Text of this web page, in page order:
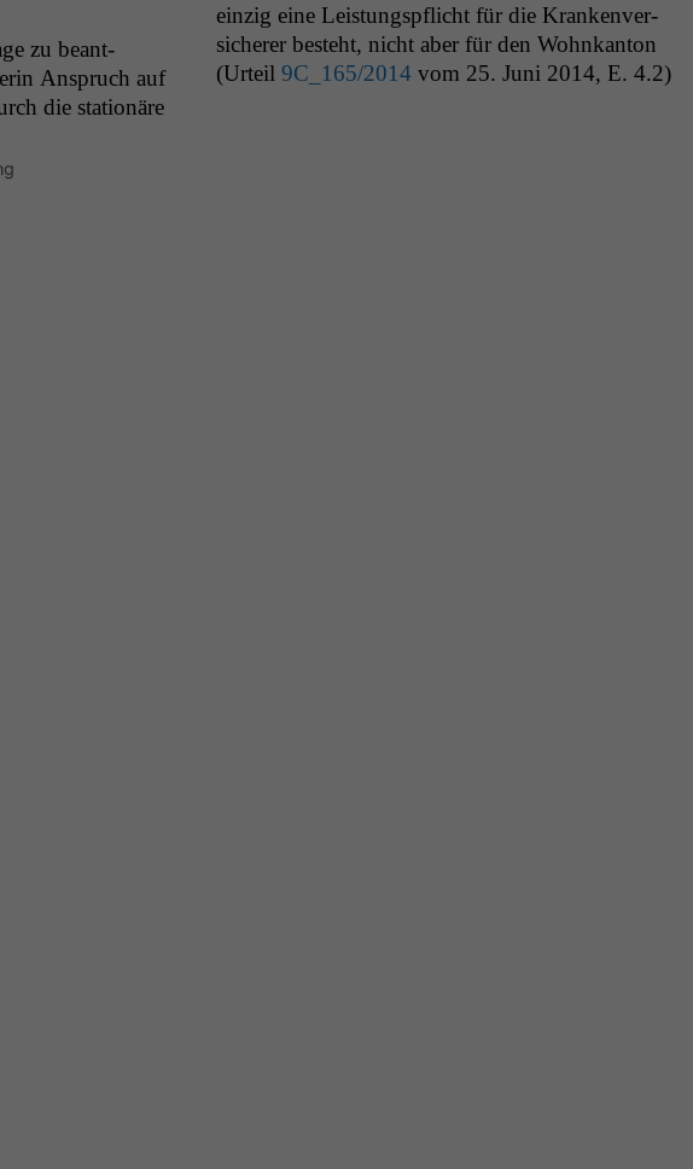
zu beant­
Anspruch auf
die sta­tionäre
einzig eine Leis­tungspflicht für die Kranken­ver­
sicher­er beste­ht, nicht aber für den Wohnkan­ton
(Urteil 9C_165/2014 vom 25. Juni 2014, E. 4.2)